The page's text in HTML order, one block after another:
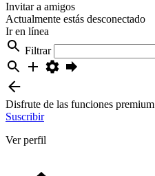
Invitar a amigos
Actualmente estás desconectado
Ir en línea
Filtrar
Disfrute de las funciones premium
Suscribir
Ver perfil